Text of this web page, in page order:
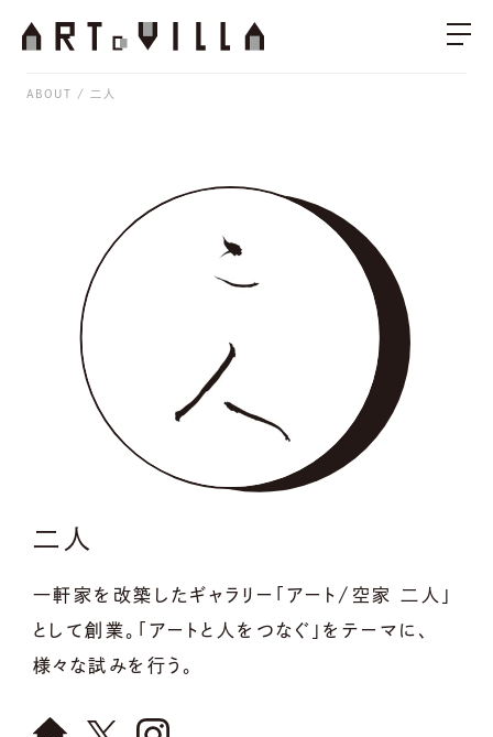
ABOUT 二人
二人
一軒家を改築したギャラリー「アート/空家 二人」
として創業。「アートと人をつなぐ」をテーマに、
様々な試みを行う。